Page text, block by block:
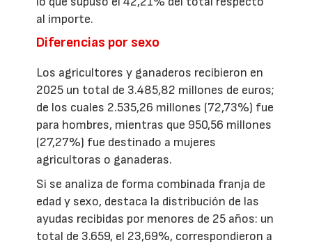
al importe.
Diferencias por sexo
Los agricultores y ganaderos recibieron en
2025 un total de 3.485,82 millones de euros;
de los cuales 2.535,26 millones (72,73%) fue
para hombres, mientras que 950,56 millones
(27,27%) fue destinado a mujeres
agricultoras o ganaderas.
Si se analiza de forma combinada franja de
edad y sexo, destaca la distribución de las
ayudas recibidas por menores de 25 años: un
total de 3.659, el 23,69%, correspondieron a